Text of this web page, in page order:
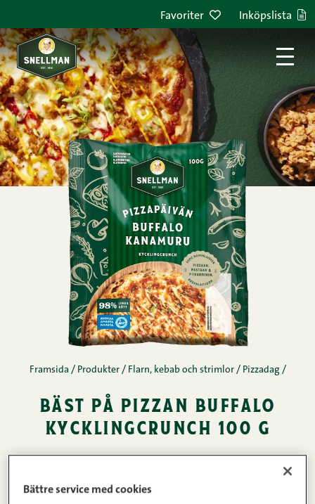
Favoriter Inköpslista
Framsida / Produkter / Flarn, kebab och strimlor / Pizzadag /
bäst på pizzan buffalo
kycklingcrunch 100 g
När du vill ha rejäl smak på pizzan – välj Buffalo!
Bäst på pizzan- Buffalo kycklingcrunch är ett
Bättre service med cookies